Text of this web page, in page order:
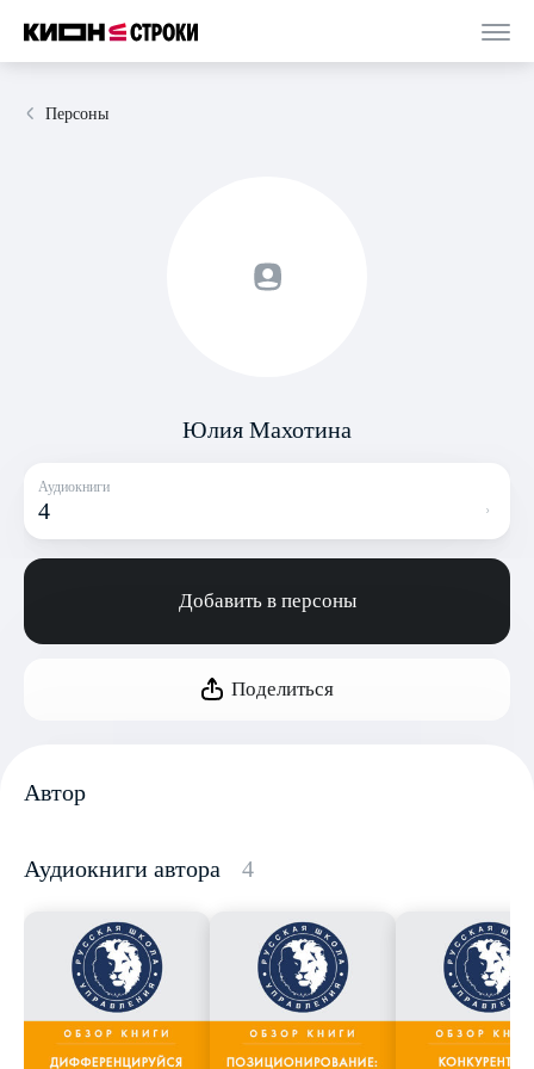
Персоны
Юлия Махотина
Аудиокниги
4
Добавить в персоны
Поделиться
Автор
Аудиокниги автора 4